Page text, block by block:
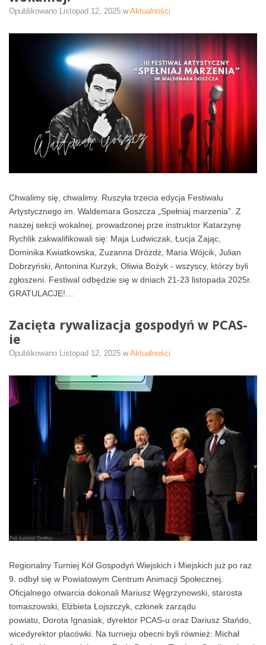
Opublikowano Listopad 12, 2025 wAktualności
Chwalimy się, chwalimy. Ruszyła trzecia edycja Festiwalu
Artystycznego im. Waldemara Goszcza „Spełniaj marzenia”. Z
naszej sekcji wokalnej, prowadzonej prze instruktor Katarzynę
Rychlik zakwalifikowali się: Maja Ludwiczak, Łucja Zając,
Dominika Kwiatkowska, Zuzanna Dróżdż, Maria Wójcik, Julian
Dobrzyński, Antonina Kurzyk, Oliwia Bożyk - wszyscy, którzy byli
zgłoszeni. Festiwal odbędzie się w dniach 21-23 listopada 2025r.
GRATULACJE!…
Zacięta rywalizacja gospodyń w PCAS-
ie
Opublikowano Listopad 12, 2025 wAktualności
Regionalny Turniej Kół Gospodyń Wiejskich i Miejskich już po raz
9. odbył się w Powiatowym Centrum Animacji Społecznej.
Oficjalnego otwarcia dokonali Mariusz Węgrzynowski, starosta
tomaszowski, Elżbieta Łojszczyk, członek zarządu
powiatu, Dorota Ignasiak, dyrektor PCAS-u oraz Dariusz Stańdo,
wicedyrektor placówki. Na turnieju obecni byli również: Michał